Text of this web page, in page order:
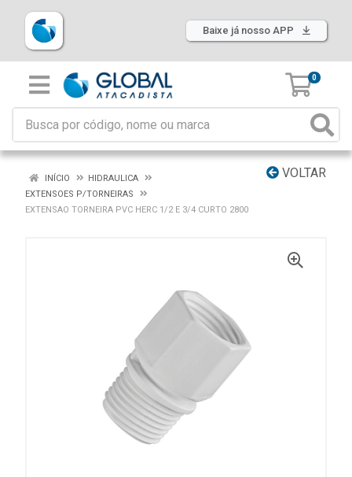
Baixe já nosso APP
0
VOLTAR
INÍCIO
HIDRAULICA
EXTENSOES P/TORNEIRAS
EXTENSAO TORNEIRA PVC HERC 1/2 E 3/4 CURTO 2800